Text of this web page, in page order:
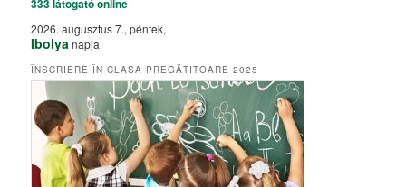
2026. augusztus 7., péntek,
Ibolya napja
ÎNSCRIERE ÎN CLASA PREGĂTITOARE 2025